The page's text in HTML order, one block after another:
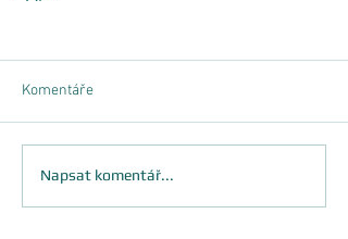
Komentáře
Napsat komentář...